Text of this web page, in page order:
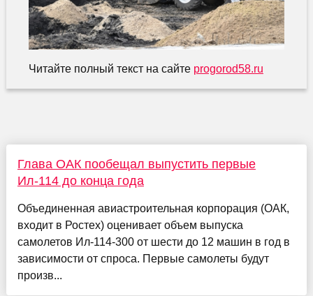
Читайте полный текст на сайте progorod58.ru
Глава ОАК пообещал выпустить первые
Ил-114 до конца года
Объединенная авиастроительная корпорация (ОАК,
входит в Ростех) оценивает объем выпуска
самолетов Ил-114-300 от шести до 12 машин в год в
зависимости от спроса. Первые самолеты будут
произв...